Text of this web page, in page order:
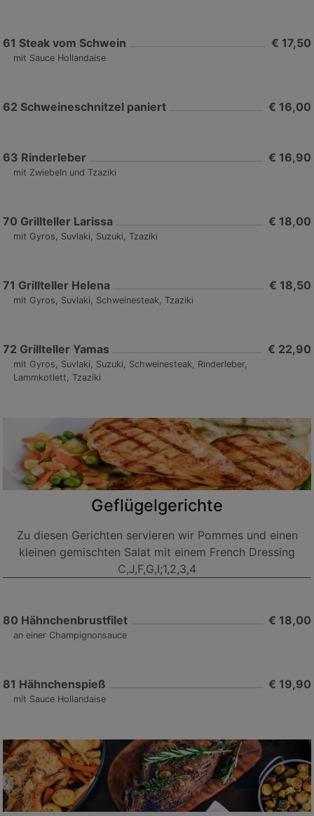
61 Steak vom Schwein € 17,50
mit Sauce Hollandaise
62 Schweineschnitzel paniert € 16,00
63 Rinderleber € 16,90
mit Zwiebeln und Tzaziki
70 Grillteller Larissa € 18,00
mit Gyros, Suvlaki, Suzuki, Tzaziki
71 Grillteller Helena € 18,50
mit Gyros, Suvlaki, Schweinesteak, Tzaziki
72 Grillteller Yamas € 22,90
mit Gyros, Suvlaki, Suzuki, Schweinesteak, Rinderleber,
Lammkotlett, Tzaziki
Geflügelgerichte
Zu diesen Gerichten servieren wir Pommes und einen
kleinen gemischten Salat mit einem French Dressing
C,J,F,G,I;1,2,3,4
80 Hähnchenbrustfilet € 18,00
an einer Champignonsauce
81 Hähnchenspieß € 19,90
mit Sauce Hollandaise